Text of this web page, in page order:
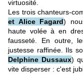
virtuosité.
Les trois chanteurs-
et Alice Fagard)
haute volée à en
fausseté. En outre,
justesse raffinée. Ils
Delphine Dussaux)
vite disperser : c'est